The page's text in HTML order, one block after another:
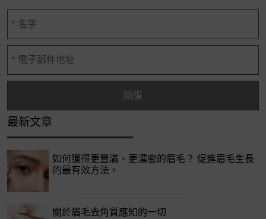
最新文章
如何獲得更豐滿、更濃密的眉毛？ 促進眉毛生長
的最有效方法。
關於眉毛去角質應知的一切